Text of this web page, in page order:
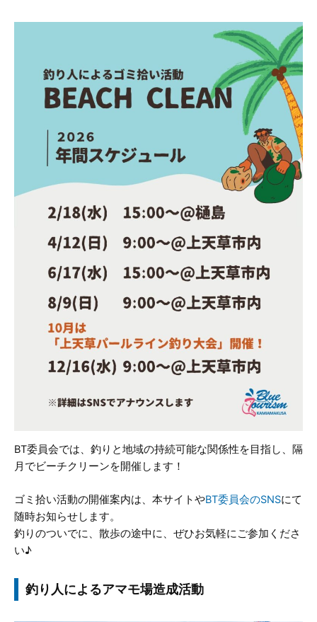
BT委員会では、釣りと地域の持続可能な関係性を目指し、隔
月でビーチクリーンを開催します！
ゴミ拾い活動の開催案内は、本サイトやBT委員会のSNSにて
随時お知らせします。
釣りのついでに、散歩の途中に、ぜひお気軽にご参加くださ
い♪
釣り人によるアマモ場造成活動